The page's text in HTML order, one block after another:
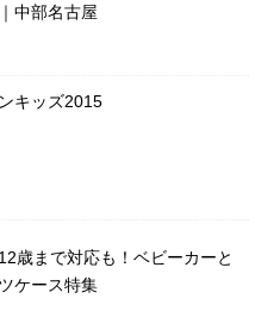
中部名古屋
キッズ2015
歳まで対応も！ベビーカーと
ケース特集